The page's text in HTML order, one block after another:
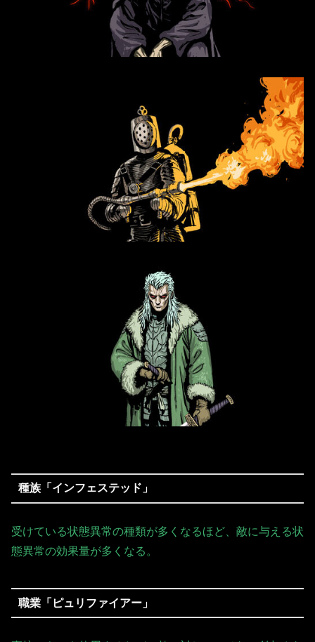
種族「インフェステッド」
受けている状態異常の種類が多くなるほど、敵に与える状
態異常の効果量が多くなる。
職業「ピュリファイアー」